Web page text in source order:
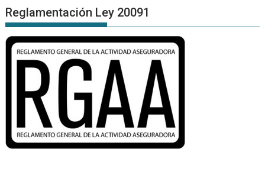
Reglamentación Ley 20091